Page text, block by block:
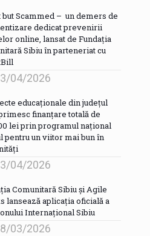
but Scammed – un demers de
dedicat prevenirii
online, lansat de Fundația
Sibiu în parteneriat cu
04/2026
educaționale din județul
finanțare totală de
lei prin programul național
pentru un viitor mai bun în
04/2026
Comunitară Sibiu și Agile
lansează aplicația oficială a
Internațional Sibiu
03/2026